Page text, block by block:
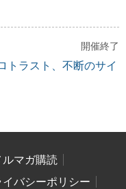
開催終了
トラスト、不断のサイ
ルマガ購読
イバシーポリシー